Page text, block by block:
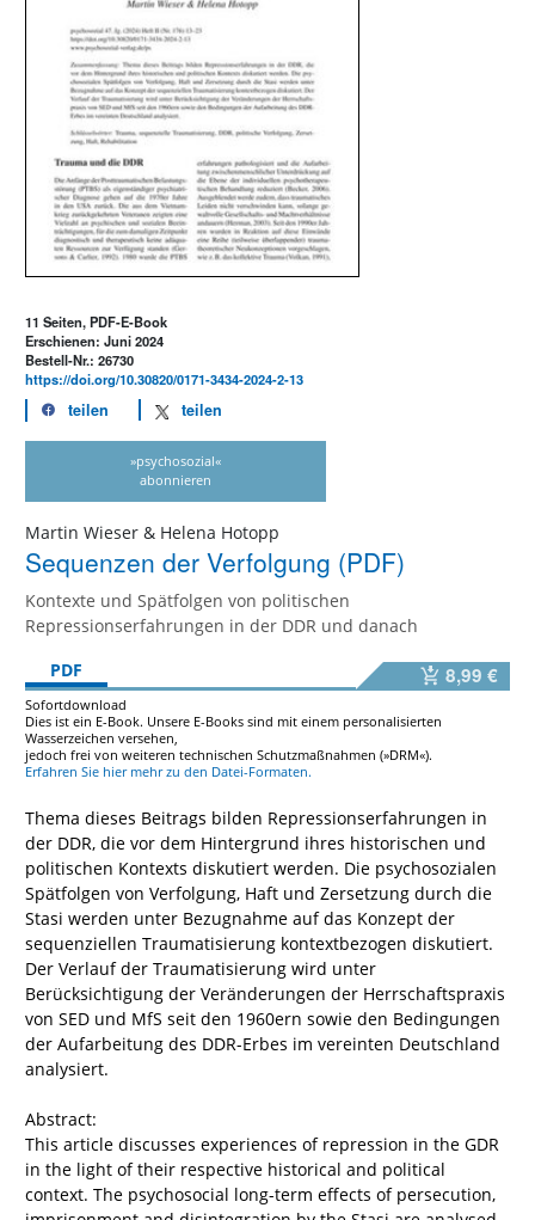
11 Seiten, PDF-E-Book
Erschienen: Juni 2024
Bestell-Nr.: 26730
https://doi.org/10.30820/0171-3434-2024-2-13
teilen teilen
»psychosozial«
abonnieren
Martin Wieser & Helena Hotopp
Sequenzen der Verfolgung (PDF)
Kontexte und Spätfolgen von politischen
Repressionserfahrungen in der DDR und danach
PDF
8,99 €
Sofortdownload
Dies ist ein E-Book. Unsere E-Books sind mit einem personalisierten
Wasserzeichen versehen,
jedoch frei von weiteren technischen Schutzmaßnahmen (»DRM«).
Erfahren Sie hier mehr zu den Datei-Formaten.
Thema dieses Beitrags bilden Repressionserfahrungen in
der DDR, die vor dem Hintergrund ihres historischen und
politischen Kontexts diskutiert werden. Die psychosozialen
Spätfolgen von Verfolgung, Haft und Zersetzung durch die
Stasi werden unter Bezugnahme auf das Konzept der
sequenziellen Traumatisierung kontextbezogen diskutiert.
Der Verlauf der Traumatisierung wird unter
Berücksichtigung der Veränderungen der Herrschaftspraxis
von SED und MfS seit den 1960ern sowie den Bedingungen
der Aufarbeitung des DDR-Erbes im vereinten Deutschland
analysiert.
Abstract:
This article discusses experiences of repression in the GDR
in the light of their respective historical and political
context. The psychosocial long-term effects of persecution,